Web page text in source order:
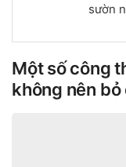
sườn
Một số công
không nên bỏ